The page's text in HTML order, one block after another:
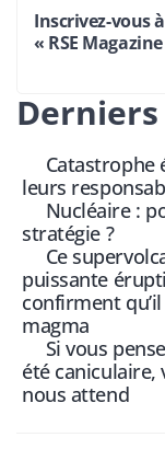
Inscrivez-vous
« RSE
Catastrophe
leurs
Nucléaire :
stratégie ?
Ce
puissante
confirment
magma
Si vous
été caniculaire,
nous attend